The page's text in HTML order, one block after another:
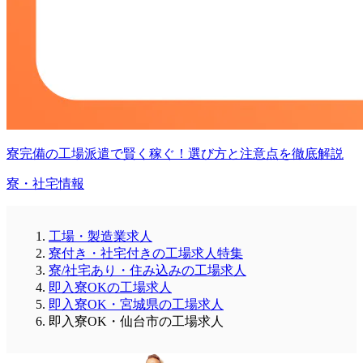
寮完備の工場派遣で賢く稼ぐ！選び方と注意点を徹底解説
寮・社宅情報
工場・製造業求人
寮付き・社宅付きの工場求人特集
寮/社宅あり・住み込みの工場求人
即入寮OKの工場求人
即入寮OK・宮城県の工場求人
即入寮OK・仙台市の工場求人